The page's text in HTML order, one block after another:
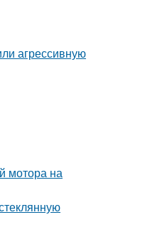
агрессивную
мотора на